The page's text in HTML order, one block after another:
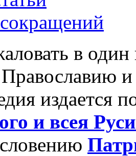
в
издается
и всея